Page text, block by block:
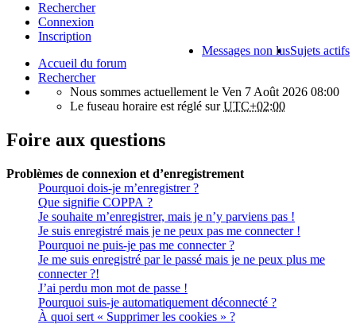
Rechercher
Connexion
Inscription
Sujets actifs
Messages non lus
Accueil du forum
Rechercher
Nous sommes actuellement le Ven 7 Août 2026 08:00
Le fuseau horaire est réglé surUTC+02:00
Foire aux questions
Problèmes de connexion et d’enregistrement
Pourquoi dois-je m’enregistrer ?
Que signifie COPPA ?
Je souhaite m’enregistrer, mais je n’y parviens pas !
Je suis enregistré mais je ne peux pas me connecter !
Pourquoi ne puis-je pas me connecter ?
Je me suis enregistré par le passé mais je ne peux plus me
connecter ?!
J’ai perdu mon mot de passe !
Pourquoi suis-je automatiquement déconnecté ?
À quoi sert « Supprimer les cookies » ?